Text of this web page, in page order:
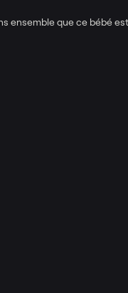
ensemble que ce bébé est